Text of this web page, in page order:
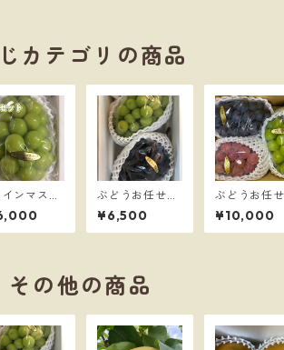
カテゴリの商品
ンマスカ
燦-san-
80サイズ
ぶどうお任せ2
種詰め 80サイ
ズ
¥6,500
ぶどうお任
種詰め 80
ズ
¥10,000
その他の商品